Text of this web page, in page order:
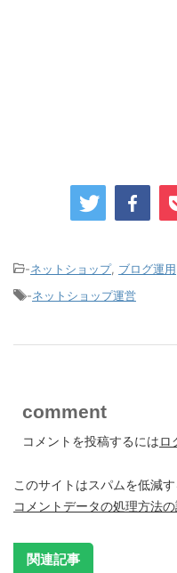
-ネットショップ, ブログ運用
-ネットショップ運営
comment
コメントを投稿するにはロ
このサイトはスパムを低減
コメントデータの処理方法
関連記事